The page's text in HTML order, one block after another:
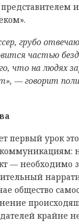
грубо
частью
что на людях
— говорит
первый урок
— необходимо
общество
крайне